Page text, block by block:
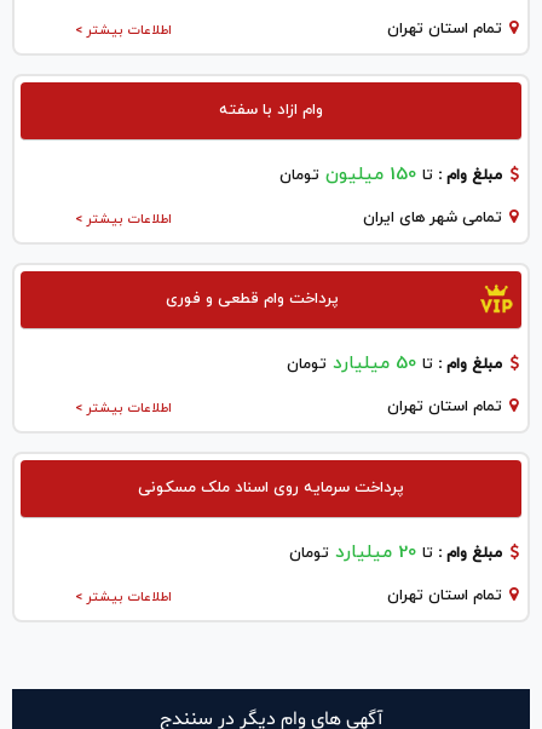
اطلاعات بیشتر > تمام استان تهران
وام ازاد با سفته
مبلغ وام : تا 150 میلیون تومان
اطلاعات بیشتر > تمامی شهر های ایران
پرداخت وام قطعی و فوری
مبلغ وام : تا 50 میلیارد تومان
اطلاعات بیشتر > تمام استان تهران
پرداخت سرمایه روی اسناد ملک مسکونی
مبلغ وام : تا 20 میلیارد تومان
اطلاعات بیشتر > تمام استان تهران
آگهی های وام دیگر در سنندج